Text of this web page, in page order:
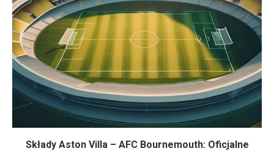
Składy Aston Villa – AFC Bournemouth: Oficjalne